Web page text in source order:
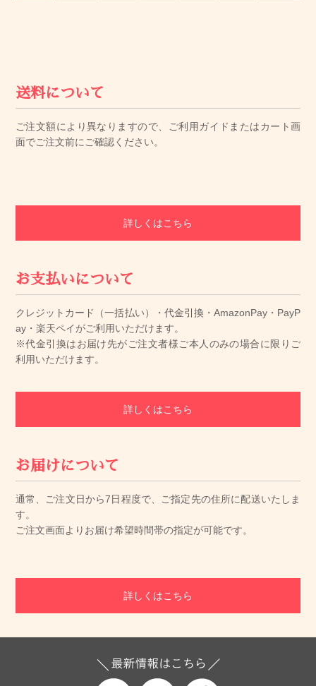
送料について
ご注文額により異なりますので、ご利用ガイドまたはカート画
面でご注文前にご確認ください。
詳しくはこちら
お支払いについて
クレジットカード（一括払い）・代金引換・AmazonPay・PayP
ay・楽天ペイがご利用いただけます。
※代金引換はお届け先がご注文者様ご本人のみの場合に限りご
利用いただけます。
詳しくはこちら
お届けについて
通常、ご注文日から7日程度で、ご指定先の住所に配送いたしま
す。
ご注文画面よりお届け希望時間帯の指定が可能です。
詳しくはこちら